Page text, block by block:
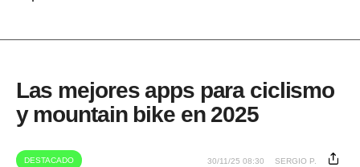
Las mejores apps para ciclismo
y mountain bike en 2025
DESTACADO 30/11/25 08:30 SERGIO P.